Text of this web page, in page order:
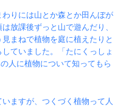
りには山とか森とか田んぼが
放課後ずっと山で遊んだり、
まねで植物を庭に植えたりと
ていました。「たにくっしょ
人に植物について知ってもら
ますが、つくづく植物って人